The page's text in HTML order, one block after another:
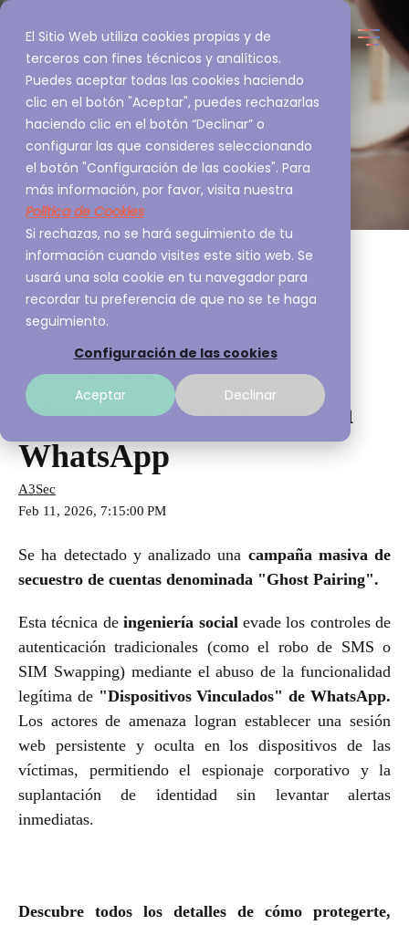
El Sitio Web utiliza cookies propias y de
terceros con fines técnicos y analíticos.
Puedes aceptar todas las cookies haciendo
clic en el botón "Aceptar", puedes rechazarlas
haciendo clic en el botón “Declinar” o
configurar las que consideres seleccionando
el botón "Configuración de las cookies". Para
más información, por favor, visita nuestra
Política de Cookies
Si rechazas, no se hará seguimiento de tu
información cuando visites este sitio web. Se
usará una sola cookie en tu navegador para
recordar tu preferencia de que no se te haga
seguimiento.
Configuración de las cookies
Aceptar Declinar
Campaña GHOST
PAIRING: secuestro
silencioso de sesiones en
WhatsApp
A3Sec
Feb 11, 2026, 7:15:00 PM
Se ha detectado y analizado una campaña masiva de
secuestro de cuentas denominada "Ghost Pairing".
Esta técnica deingeniería social evade los controles de
autenticación tradicionales (como el robo de SMS o
SIM Swapping) mediante el abuso de la funcionalidad
legítima de "Dispositivos Vinculados" de WhatsApp.
Los actores de amenaza logran establecer una sesión
web persistente y oculta en los dispositivos de las
víctimas, permitiendo el espionaje corporativo y la
suplantación de identidad sin levantar alertas
inmediatas.
Descubre todos los detalles de cómo protegerte,